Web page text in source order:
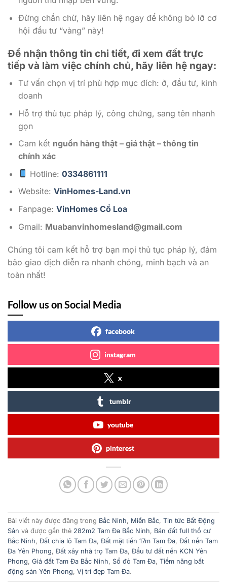
Đừng chần chừ, hãy liên hệ ngay để không bỏ lỡ cơ
hội đầu tư “vàng” này!
Để nhận thông tin chi tiết, đi xem đất trực
tiếp và làm việc chính chủ, hãy liên hệ ngay:
Tư vấn chọn vị trí phù hợp mục đích: ở, đầu tư, kinh
doanh
Hỗ trợ thủ tục pháp lý, công chứng, sang tên nhanh
gọn
Cam kết nguồn hàng thật – giá thật – thông tin
chính xác
Hotline:0334861111
Website: VinHomes-Land.vn
Fanpage: VinHomes Cổ Loa
Gmail: Muabanvinhomesland@gmail.com
Chúng tôi cam kết hỗ trợ bạn mọi thủ tục pháp lý, đảm
bảo giao dịch diễn ra nhanh chóng, minh bạch và an
toàn nhất!
Follow us on Social Media
facebook
instagram
x
tumblr
youtube
pinterest
Bài viết này được đăng trong Bắc Ninh, Miền Bắc, Tin tức Bất Động
Sản và được gắn thẻ 282m2 Tam Đa Bắc Ninh, Bán đất full thổ cư
Bắc Ninh, Đất chia lô Tam Đa, Đất mặt tiền 17m Tam Đa, Đất nền Tam
Đa Yên Phong, Đất xây nhà trọ Tam Đa, Đầu tư đất nền KCN Yên
Phong, Giá đất Tam Đa Bắc Ninh, Sổ đỏ Tam Đa, Tiềm năng bất
động sản Yên Phong, Vị trí đẹp Tam Đa.